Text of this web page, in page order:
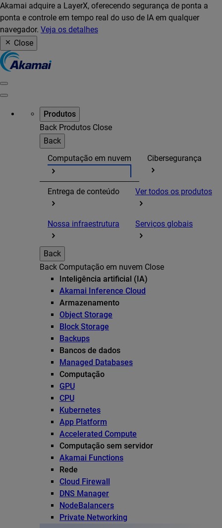
Akamai adquire a LayerX, oferecendo segurança de ponta a
ponta e controle em tempo real do uso de IA em qualquer
navegador. Veja os detalhes
Close
Produtos
Back Produtos Close
Back
Computação em nuvem
Cibersegurança
Entrega de conteúdo Ver todos os produtos
Nossa infraestrutura Serviços globais
Back
Back Computação em nuvem Close
Inteligência artificial (IA)
Akamai Inference Cloud
Armazenamento
Object Storage
Block Storage
Backups
Bancos de dados
Managed Databases
Computação
GPU
CPU
Kubernetes
App Platform
Accelerated Compute
Computação sem servidor
Akamai Functions
Rede
Cloud Firewall
DNS Manager
NodeBalancers
Private Networking